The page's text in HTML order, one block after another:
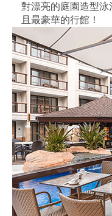
對漂亮的庭園造型
且最豪華的行館！